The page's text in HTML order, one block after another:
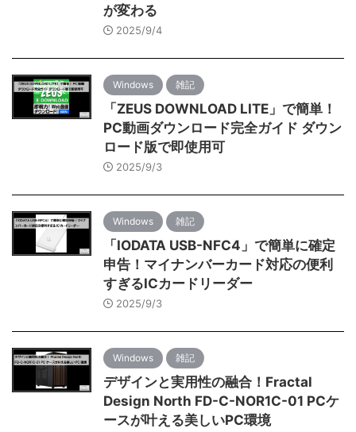
が変わる
2025/9/4
Windows 雑記
「ZEUS DOWNLOAD LITE」で簡単！
PC動画ダウンロード完全ガイド ダウン
ロード版で即使用可
2025/9/3
Windows 雑記
「IODATA USB-NFC4」で簡単に確定
申告！マイナンバーカード対応の便利
すぎるICカードリーダー
2025/9/3
Windows 雑記
デザインと実用性の融合！Fractal
Design North FD-C-NOR1C-01 PCケ
ースが叶える美しいPC環境